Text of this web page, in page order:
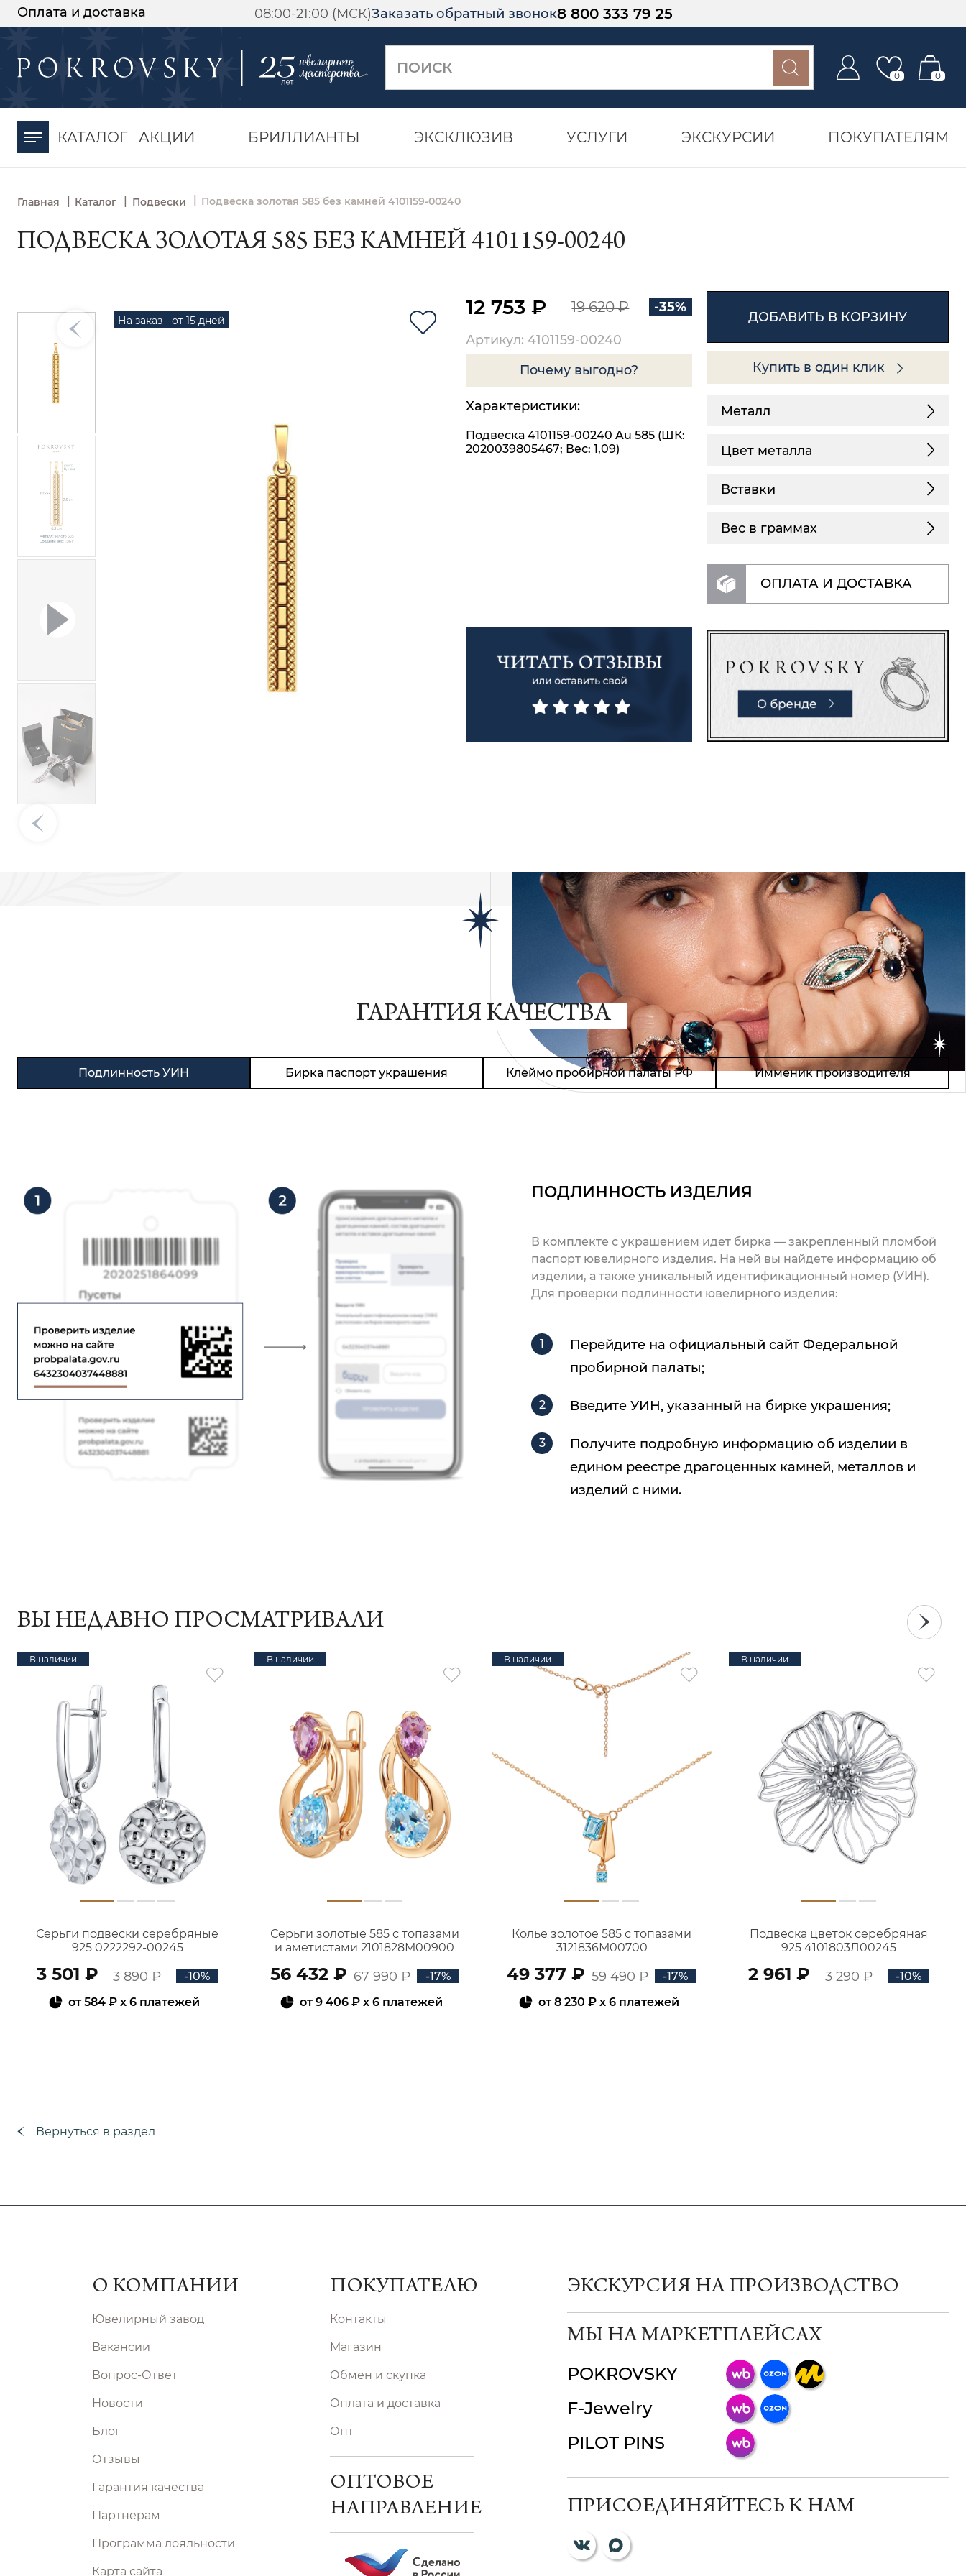
Оплата и доставка 08:00-21:00 (МСК)Заказать обратный звонок8 800 333 79 25
0 0
КАТАЛОГ АКЦИИ БРИЛЛИАНТЫ ЭКСКЛЮЗИВ УСЛУГИ ЭКСКУРСИИ ПОКУПАТЕЛЯМ
Главная | Каталог | Подвески Подвеска золотая 585 без камней 4101159-00240
ПОДВЕСКА ЗОЛОТАЯ 585 БЕЗ КАМНЕЙ 4101159-00240
На заказ - от 15 дней
12 753 ₽ 19 620 ₽ -35%
Артикул: 4101159-00240
Почему выгодно?
Характеристики:
Подвеска 4101159-00240 Au 585 (ШК:
2020039805467; Вес: 1,09)
ДОБАВИТЬ В КОРЗИНУ
Купить в один клик
Металл
Цвет металла
Вставки
Вес в граммах
ОПЛАТА И ДОСТАВКА
ГАРАНТИЯ КАЧЕСТВА
Подлинность УИН Бирка паспорт украшения Клеймо пробирной палаты РФ Имменик производителя
ПОДЛИННОСТЬ ИЗДЕЛИЯ
В комплекте с украшением идет бирка — закрепленный пломбой
паспорт ювелирного изделия. На ней вы найдете информацию об
изделии, а также уникальный идентификационный номер (УИН).
Для проверки подлинности ювелирного изделия:
Перейдите на официальный сайт Федеральной
пробирной палаты;
Введите УИН, указанный на бирке украшения;
Получите подробную информацию об изделии в
едином реестре драгоценных камней, металлов и
изделий с ними.
ВЫ НЕДАВНО ПРОСМАТРИВАЛИ
В наличии
Серьги подвески серебряные
925 0222292-00245
3 501 ₽ 3 890 ₽
-10%
от584 ₽ x 6 платежей
В наличии
Серьги золотые 585 с топазами
и аметистами 2101828М00900
56 432 ₽ 67 990 ₽
-17%
от9 406 ₽ x 6 платежей
В наличии
Колье золотое 585 с топазами
3121836М00700
49 377 ₽ 59 490 ₽
-17%
от8 230 ₽x 6 платежей
В наличии
Подвеска цветок серебряная
925 4101803Л00245
2 961 ₽ 3 290 ₽ -10%
Вернуться в раздел
О КОМПАНИИ
Ювелирный завод
Вакансии
Вопрос-Ответ
Новости
Блог
Отзывы
Гарантия качества
Партнёрам
Программа лояльности
Карта сайта
ПОКУПАТЕЛЮ
Контакты
Магазин
Обмен и скупка
Оплата и доставка
Опт
ОПТОВОЕ
НАПРАВЛЕНИЕ
ЭКСКУРСИЯ НА ПРОИЗВОДСТВО
МЫ НА МАРКЕТПЛЕЙСАХ
POKROVSKY
F-Jewelry
PILOT PINS
ПРИСОЕДИНЯЙТЕСЬ К НАМ
-30%
момента оплаты
ChatApp
мессенджер!